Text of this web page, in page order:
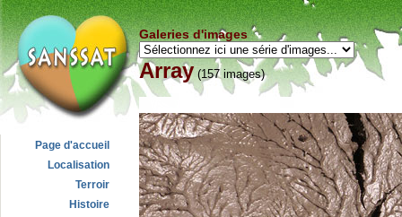
Page d'accueil
Localisation
Terroir
Histoire
Galeries d'images
Array (157 images)